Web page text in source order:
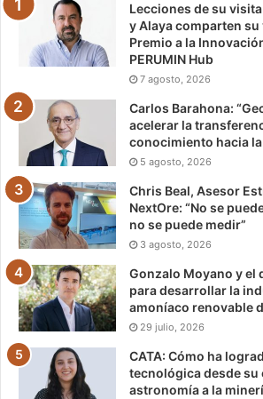
Lecciones de su
y Alaya comparten
Premio a la
PERUMIN Hub
7 agosto, 2026
Carlos Barahona:
acelerar la
conocimiento hacia
5 agosto, 2026
Chris Beal, Asesor
NextOre: “No se
no se puede medir”
3 agosto, 2026
Gonzalo Moyano y el
para desarrollar la
amoníaco renovable
29 julio, 2026
CATA: Cómo ha
tecnológica desde su
astronomía a la